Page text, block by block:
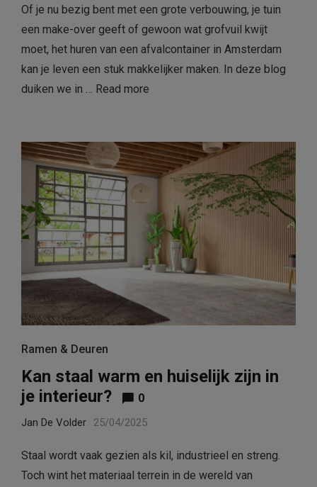
Of je nu bezig bent met een grote verbouwing, je tuin
een make-over geeft of gewoon wat grofvuil kwijt
moet, het huren van een afvalcontainer in Amsterdam
kan je leven een stuk makkelijker maken. In deze blog
duiken we in … Read more
Ramen & Deuren
Kan staal warm en huiselijk zijn in
je interieur?
0
Jan De Volder 25/04/2025
Staal wordt vaak gezien als kil, industrieel en streng.
Toch wint het materiaal terrein in de wereld van